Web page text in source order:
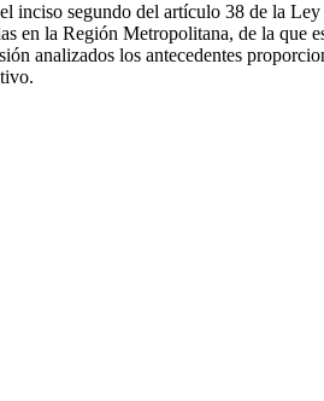
segundo del artículo 38 de la
en la Región Metropolitana, de la que
analizados los antecedentes